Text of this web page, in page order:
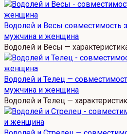
Водолей и Весы совместимость
мужчина и женщина
Водолей и Весы —
Водолей и Телец —
мужчина и женщина
Водолей и Телец —